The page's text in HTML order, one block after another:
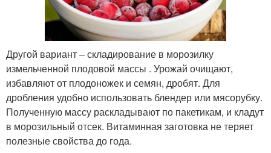
Другой вариант – складирование в морозилку
измельченной плодовой массы . Урожай очищают,
избавляют от плодоножек и семян, дробят. Для
дробления удобно использовать блендер или мясорубку.
Полученную массу раскладывают по пакетикам, и кладут
в морозильный отсек. Витаминная заготовка не теряет
полезные свойства до года.